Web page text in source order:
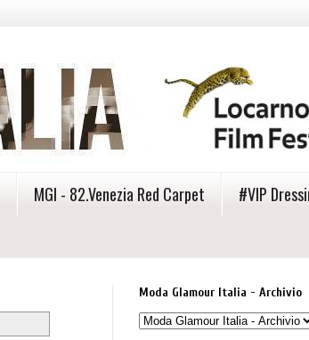
MGI - 82.Venezia Red Carpet
#VIP
Moda Glamour Italia - Archivio